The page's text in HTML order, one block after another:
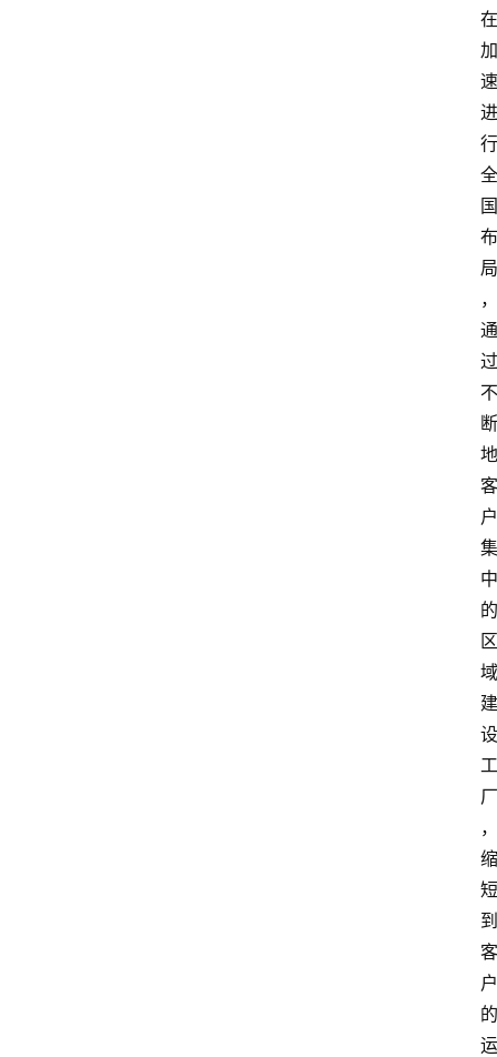
在
加
速
进
行
全
国
布
局
，
通
过
不
断
地
客
户
集
中
的
区
域
建
设
工
厂
，
缩
短
到
客
户
的
运